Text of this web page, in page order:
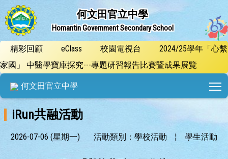
何文田官立中學
Homantin Government Secondary School
精彩回顧 eClass 校園電視台
2024/25學年「心繫
家國」 中醫學寶庫探究---專題研習報告比賽暨成果展覽
何文田官立中學
iRun共融活動
2026-07-06 (星期一) 活動類別：學校活動 ¦ 學生活動